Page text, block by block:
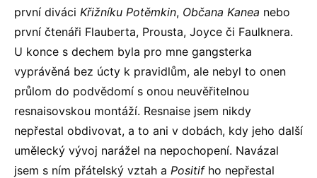
první diváci Křižníku Potěmkin, Občana Kanea nebo
první čtenáři Flauberta, Prousta, Joyce či Faulknera.
U konce s dechem byla pro mne gangsterka
vyprávěná bez úcty k pravidlům, ale nebyl to onen
průlom do podvědomí s onou neuvěřitelnou
resnaisovskou montáží. Resnaise jsem nikdy
nepřestal obdivovat, a to ani v dobách, kdy jeho další
umělecký vývoj narážel na nepochopení. Navázal
jsem s ním přátelský vztah a Positifho nepřestal